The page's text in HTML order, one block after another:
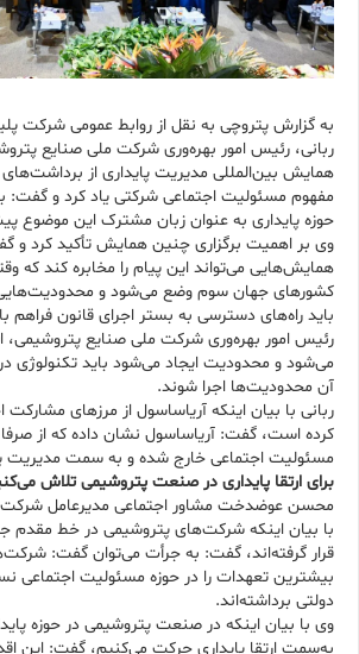
به گزارش پتروچی به نقل از روابط عمومی شرکت
ربانی، رئیس امور بهره‌وری شرکت ملی صنایع
همایش بین‌المللی مدیریت پایداری از
مفهوم مسئولیت اجتماعی شرکتی یاد کرد و
حوزه پایداری به عنوان زبان مشترک این موضوع
وی بر اهمیت برگزاری چنین همایش تأکید کرد و
همایش‌هایی می‌تواند این پیام را مخابره کند که
کشورهای جهان سوم وضع می‌شود و
باید راه‌های دسترسی به بستر اجرای قانون فراهم
رئیس امور بهره‌وری شرکت ملی صنایع پتروشیمی،
می‌شود و محدودیت ایجاد می‌شود باید تکنولوژی در
آن محدودیت‌ها اجرا شوند.
ربانی با بیان اینکه آریاساسول از مرزهای
کرده است، گفت: آریاساسول نشان داده که از
مسئولیت اجتماعی خارج شده و به سمت مدیریت
برای ارتقا پایداری در صنعت پتروشیمی تلاش
محسن عوضدخت مشاور اجتماعی مدیرعامل شرکت
با بیان اینکه شرکت‌های پتروشیمی در خط مقدم
قرار گرفته‌اند، گفت: به جرأت می‌توان گفت:
بیشترین تعهدات را در حوزه مسئولیت
دولتی برداشته‌اند.
وی با بیان اینکه در صنعت پتروشیمی در حوزه
به‌سمت ارتقا پایداری حرکت می‌کنیم، گفت: این